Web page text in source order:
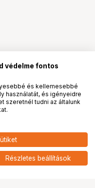
24/7
265 900 HUF
nettó: 209 370 HUF
védelme fontos
és kellemesebbé
használatát, és igényeidre
szeretnél tudni az általunk
Részletes beállítások